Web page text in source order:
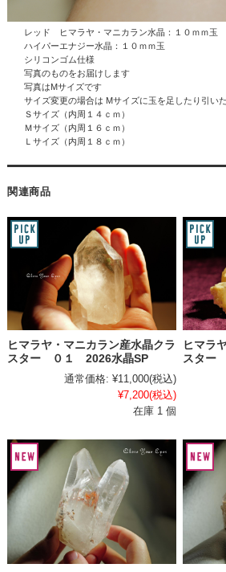
レッド ヒマラヤ・マニカラン水晶：１０ｍｍ玉
ハイパーエナジー水晶 ：１０ｍｍ玉
シリコンゴム仕様
写真のものをお届けします
写真はMサイズです
サイズ変更の場合は Mサイズに玉を足したり引い
Ｓサイズ（内周１４ｃｍ）
Ｍサイズ（内周１６ｃｍ）
Ｌサイズ（内周１８ｃｍ）
関連商品
ヒマラヤ・マニカラン産水晶クラ
スター ０１ 2026水晶SP
通常価格: ¥11,000(税込)
¥7,200(税込)
在庫 1 個
ヒマラ
スター